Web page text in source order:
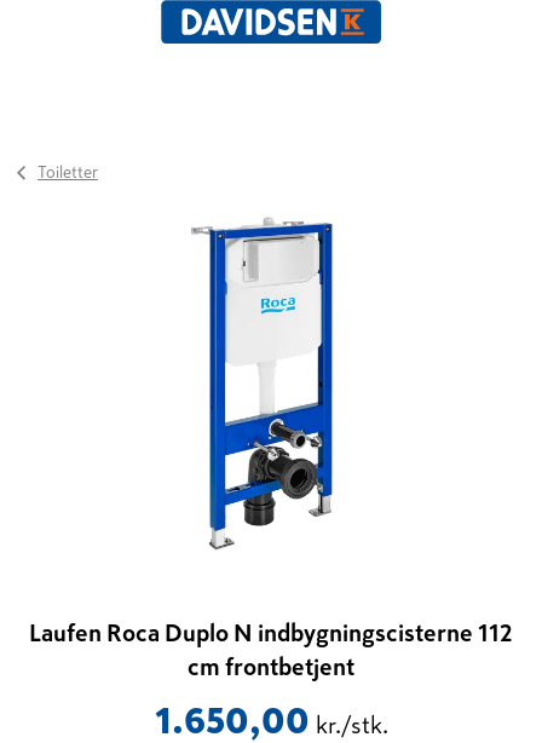
Toiletter
Laufen Roca Duplo N indbygningscisterne 112
cm frontbetjent
1.650,00 kr./stk.